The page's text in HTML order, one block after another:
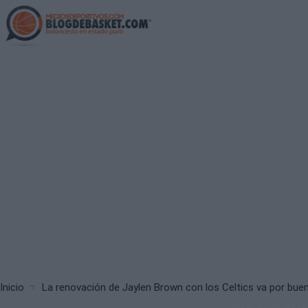
Skip
to
main
Breadcrumb
Inicio La renovación de Jaylen Brown con los Celtics va por